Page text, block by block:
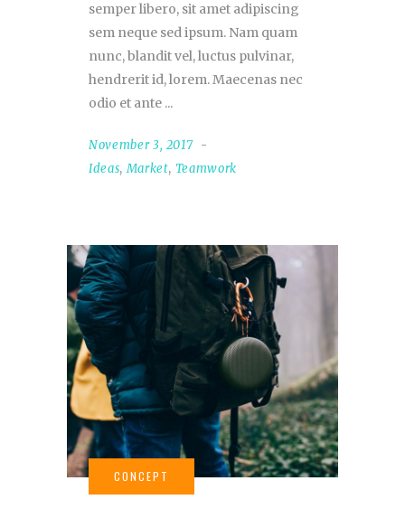
semper libero, sit amet adipiscing
sem neque sed ipsum. Nam quam
nunc, blandit vel, luctus pulvinar,
hendrerit id, lorem. Maecenas nec
odio et ante
November 3, 2017
Ideas,Market, Teamwork